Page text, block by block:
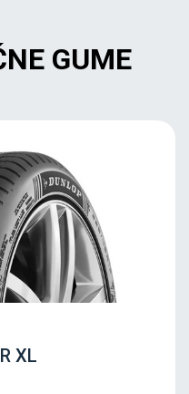
GUME
XL